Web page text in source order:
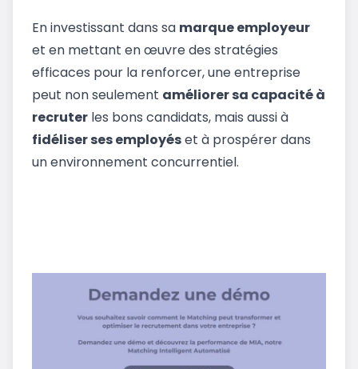
En investissant dans sa marque employeur
et en mettant en œuvre des stratégies
efficaces pour la renforcer, une entreprise
peut non seulement améliorer sa capacité à
recruter les bons candidats, mais aussi à
fidéliser ses employéset à prospérer dans
un environnement concurrentiel.